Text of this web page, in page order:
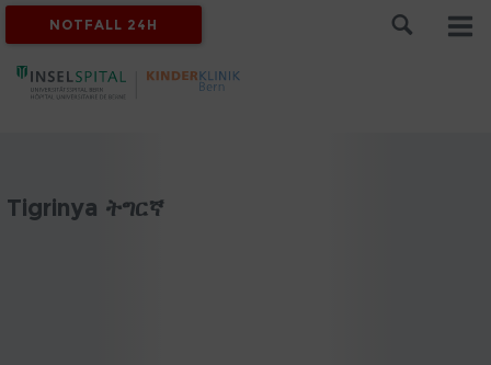
NOTFALL 24H
Tigrinya ትግርኛ